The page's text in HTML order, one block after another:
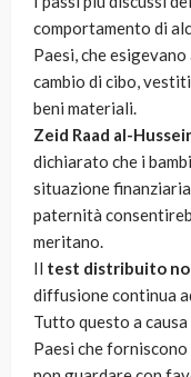
comportamento di
Paesi, che
cambio di cibo,
beni materiali.
Zeid Raad al-
dichiarato che i
situazione
paternità
meritano.
Il test distribuito
diffusione continua
Tutto questo a
Paesi che